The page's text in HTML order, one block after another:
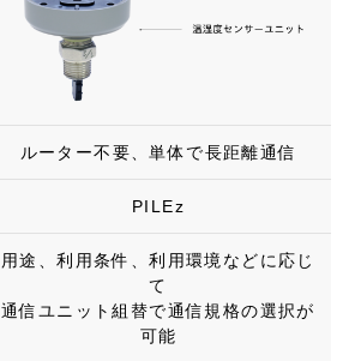
ルーター不要、単体で長距離通信
PILEz
用途、利用条件、利用環境などに応じ
て
通信ユニット組替で通信規格の選択が
可能